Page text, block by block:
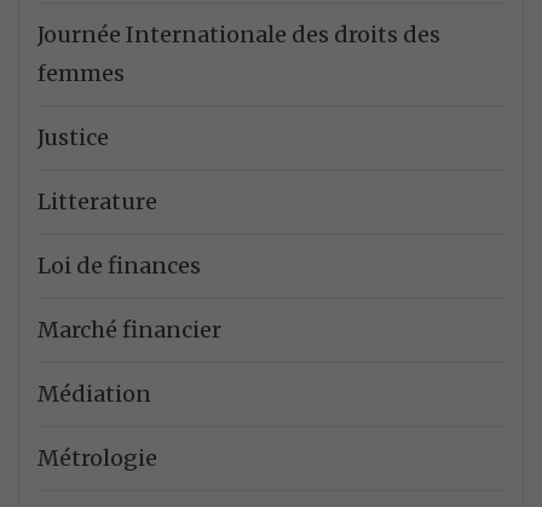
Journée Internationale des droits des
femmes
Justice
Litterature
Loi de finances
Marché financier
Médiation
Métrologie